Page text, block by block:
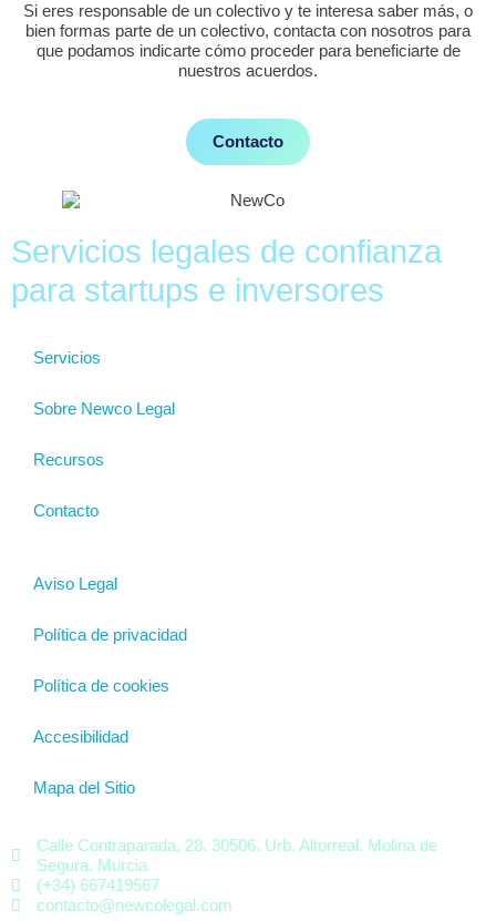
Si eres responsable de un colectivo y te interesa saber más, o
bien formas parte de un colectivo, contacta con nosotros para
que podamos indicarte cómo proceder para beneficiarte de
nuestros acuerdos.
Contacto
Servicios legales de confianza
para startups e inversores
Servicios
Sobre Newco Legal
Recursos
Contacto
Aviso Legal
Política de privacidad
Política de cookies
Accesibilidad
Mapa del Sitio
Calle Contraparada, 28. 30506. Urb. Altorreal. Molina de
Segura. Murcia
(+34) 667419567
contacto@newcolegal.com